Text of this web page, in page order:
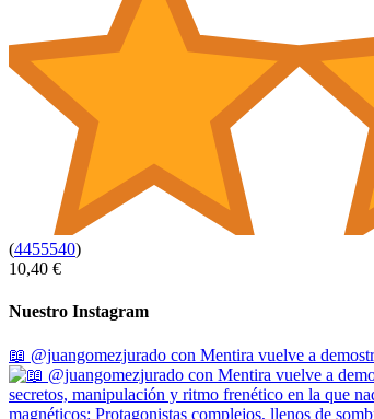
(4455540)
10,40 €
Nuestro Instagram
📖 @juangomezjurado con Mentira vuelve a